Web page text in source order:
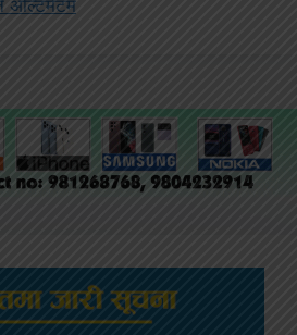
अल्टिमेटम